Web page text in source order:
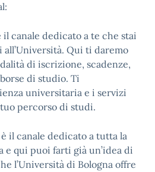
il canale dedicato a te che stai
Qui ti daremo
di iscrizione, scadenze,
di studio. Ti
universitaria e i servizi
percorso di studi.
è il canale dedicato a tutta la
e qui puoi farti già un’idea di
l’Università di Bologna offre